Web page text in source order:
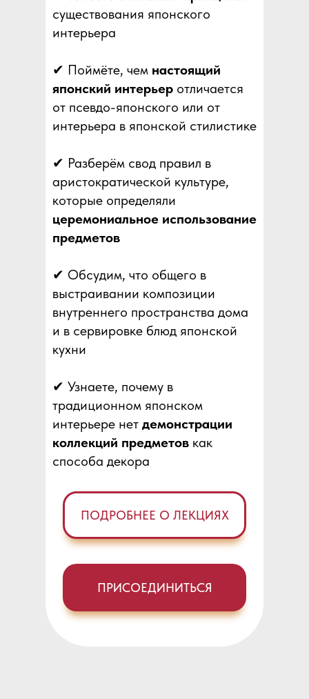
существования японского
интерьера
✔ Поймёте, чем настоящий
японский интерьер отличается
от псевдо-японского или от
интерьера в японской стилистике
✔ Разберём свод правил в
аристократической культуре,
которые определяли
церемониальное использование
предметов
✔ Обсудим, что общего в
выстраивании композиции
внутреннего пространства дома
и в сервировке блюд японской
кухни
✔ Узнаете, почему в
традиционном японском
интерьере нет демонстрации
коллекций предметов как
способа декора
ПОДРОБНЕЕ О ЛЕКЦИЯХ
ПРИСОЕДИНИТЬСЯ